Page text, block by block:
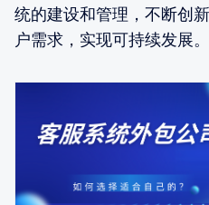
统的建设和管理，不断创
户需求，实现可持续发展。